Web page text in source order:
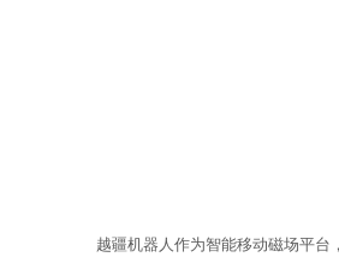
越疆机器人作为智能移动磁场平台，